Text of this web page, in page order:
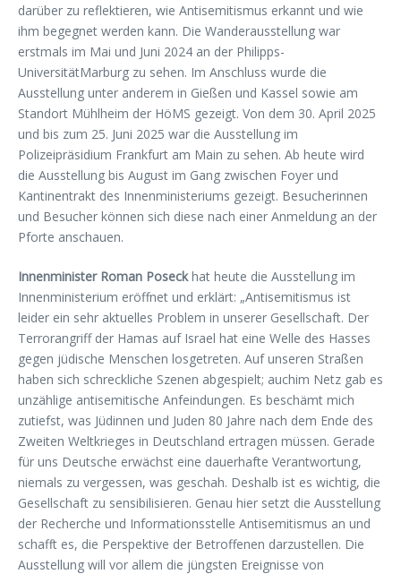
darüber zu reflektieren, wie Antisemitismus erkannt und wie
ihm begegnet werden kann. Die Wanderausstellung war
erstmals im Mai und Juni 2024 an der Philipps-
UniversitätMarburg zu sehen. Im Anschluss wurde die
Ausstellung unter anderem in Gießen und Kassel sowie am
Standort Mühlheim der HöMS gezeigt. Von dem 30. April 2025
und bis zum 25. Juni 2025 war die Ausstellung im
Polizeipräsidium Frankfurt am Main zu sehen. Ab heute wird
die Ausstellung bis August im Gang zwischen Foyer und
Kantinentrakt des Innenministeriums gezeigt. Besucherinnen
und Besucher können sich diese nach einer Anmeldung an der
Pforte anschauen.
Innenminister Roman Poseckhat heute die Ausstellung im
Innenministerium eröffnet und erklärt: „Antisemitismus ist
leider ein sehr aktuelles Problem in unserer Gesellschaft. Der
Terrorangriff der Hamas auf Israel hat eine Welle des Hasses
gegen jüdische Menschen losgetreten. Auf unseren Straßen
haben sich schreckliche Szenen abgespielt; auchim Netz gab es
unzählige antisemitische Anfeindungen. Es beschämt mich
zutiefst, was Jüdinnen und Juden 80 Jahre nach dem Ende des
Zweiten Weltkrieges in Deutschland ertragen müssen. Gerade
für uns Deutsche erwächst eine dauerhafte Verantwortung,
niemals zu vergessen, was geschah. Deshalb ist es wichtig, die
Gesellschaft zu sensibilisieren. Genau hier setzt die Ausstellung
der Recherche und Informationsstelle Antisemitismus an und
schafft es, die Perspektive der Betroffenen darzustellen. Die
Ausstellung will vor allem die jüngsten Ereignisse von